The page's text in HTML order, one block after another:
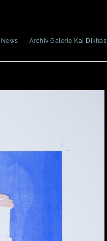
News Archiv Galerie Kai Dikhas